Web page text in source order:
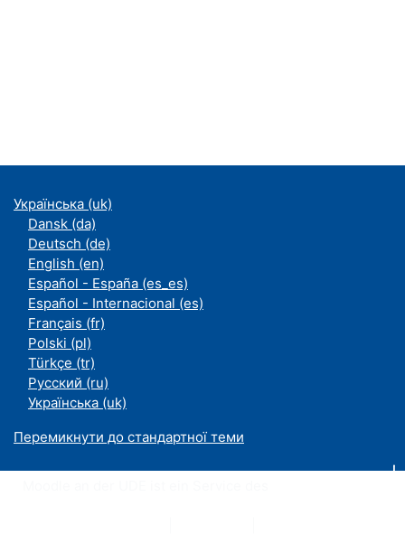
Українська ‎(uk)‎
Dansk ‎(da)‎
Deutsch ‎(de)‎
English ‎(en)‎
Español - España ‎(es_es)‎
Español - Internacional ‎(es)‎
Français ‎(fr)‎
Polski ‎(pl)‎
Türkçe ‎(tr)‎
Русский ‎(ru)‎
Українська ‎(uk)‎
Перемикнути до стандартної теми